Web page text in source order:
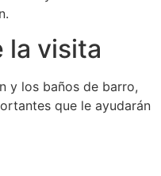
la visita
y los baños de barro,
que le ayudarán